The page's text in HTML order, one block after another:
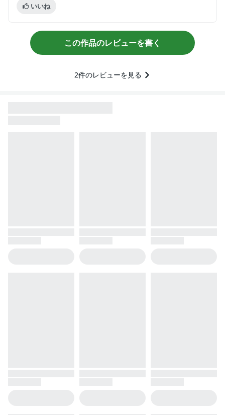
いいね
この作品のレビューを書く
2件のレビューを見る